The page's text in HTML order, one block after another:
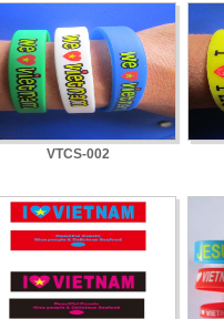
VTCS-002